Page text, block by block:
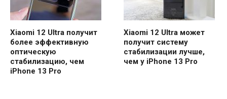
Xiaomi 12 Ultra получит
более эффективную
оптическую
стабилизацию, чем
iPhone 13 Pro
Xiaomi 12 Ultra может
получит систему
стабилизации лучше,
чем у iPhone 13 Pro